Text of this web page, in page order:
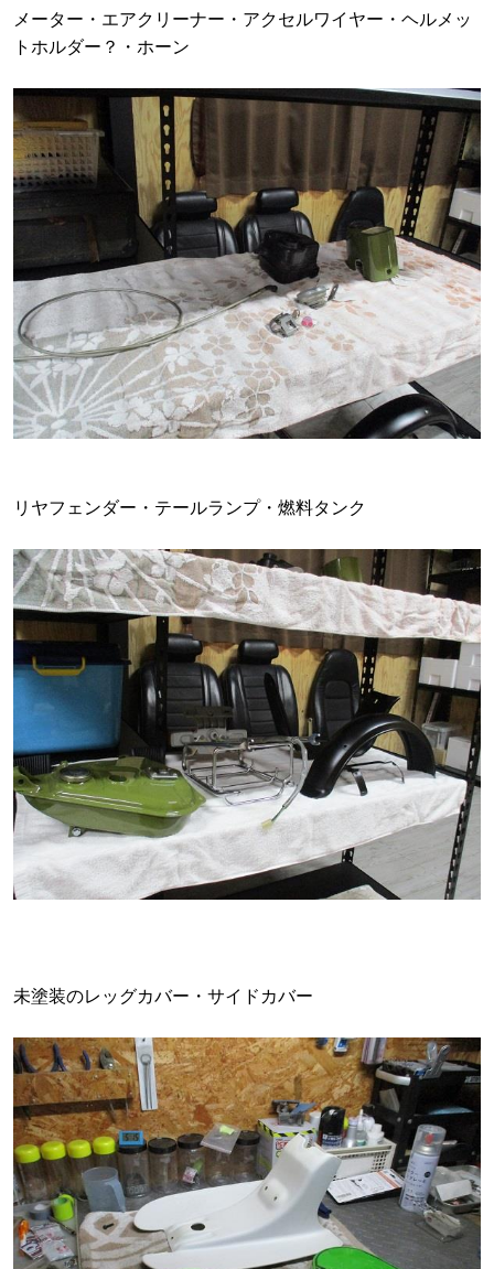
メーター・エアクリーナー・アクセルワイヤー・ヘルメッ
トホルダー？・ホーン
リヤフェンダー・テールランプ・燃料タンク
未塗装のレッグカバー・サイドカバー